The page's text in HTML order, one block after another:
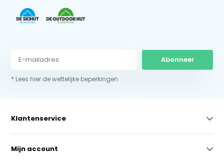
Abonneer
* Lees hier de wettelijke beperkingen
Klantenservice
Mijn account